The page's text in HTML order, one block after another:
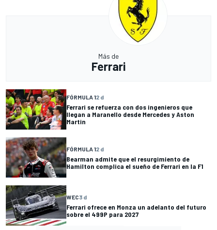
Más de
Ferrari
FÓRMULA 12 d
Ferrari se refuerza con dos ingenieros que
llegan a Maranello desde Mercedes y Aston
Martin
FÓRMULA 12 d
Bearman admite que el resurgimiento de
Hamilton complica el sueño de Ferrari en la F1
WEC3 d
Ferrari ofrece en Monza un adelanto del futuro
sobre el 499P para 2027